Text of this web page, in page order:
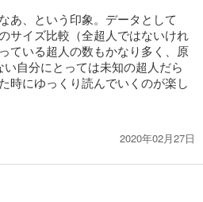
あ、という印象。データとして
サイズ比較（全超人ではないけれ
ている超人の数もかなり多く、原
自分にとっては未知の超人だら
時にゆっくり読んでいくのが楽し
2020年02月27日